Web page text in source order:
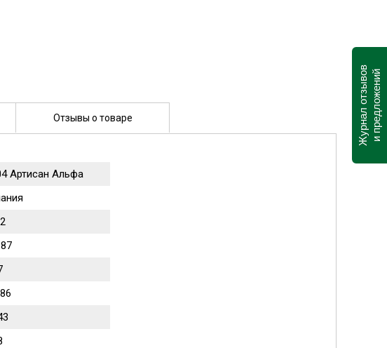
Отзывы о товаре
Артисан Альфа
Журнал отзывови предложений